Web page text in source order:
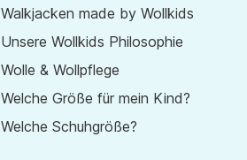
Walkjacken made by Wollkids
Unsere Wollkids Philosophie
Wolle & Wollpflege
Welche Größe für mein Kind?
Welche Schuhgröße?